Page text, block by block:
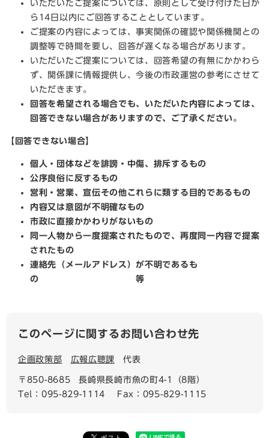
いただいたご提案については、原則として受け付けた日か
ら14日以内にご回答することとしています。
ご提案の内容によっては、事実関係の確認や関係機関との
調整等で時間を要し、回答が遅くなる場合があります。
いただいたご提案については、回答希望の有無にかかわら
ず、関係課に情報提供し、今後の市政運営の参考にさせて
いただきます。
回答を希望される場合でも、いただいた内容によっては、
回答できない場合がありますので、ご了承ください。
【回答できない場合】
個人・団体などを誹謗・中傷、排斥するもの
公序良俗に反するもの
営利・営業、宣伝その他これらに類する目的であるもの
内容又は意図が不明確なもの
市政に直接かかわりがないもの
同一人物から一度提案されたもので、再度同一内容で提案
されたもの
連絡先（メールアドレス）が不明であるも
の 等
このページに関するお問い合わせ先
企画政策部 広報広聴課 代表
〒850-8685
長崎県長崎市魚の町4-1（8階）
Tel：095-829-1114
Fax：095-829-1115